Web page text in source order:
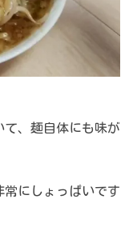
、麺自体にも味が
常にしょっぱいです